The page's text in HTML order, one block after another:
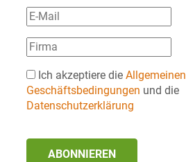
Ich akzeptiere die Allgemeinen
Geschäftsbedingungen und die
Datenschutzerklärung
ABONNIEREN